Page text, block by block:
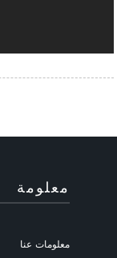
معلومة
معلومات عنا